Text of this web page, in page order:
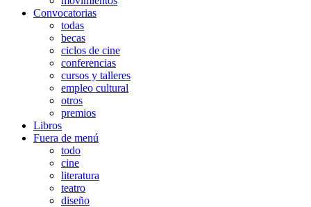
Convocatorias
todas
becas
ciclos de cine
conferencias
cursos y talleres
empleo cultural
otros
premios
Libros
Fuera de menú
todo
cine
literatura
teatro
diseño